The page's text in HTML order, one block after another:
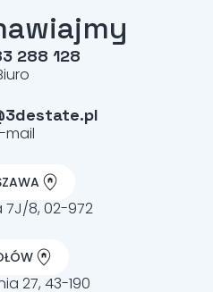
288 128
mail
7J/8, 02-972
27, 43-190